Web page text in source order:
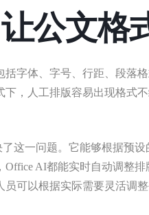
公文格
字体、字号、行距、段落
下，人工排版容易出现格式
这一问题。它能够根据预
AI都能实时自动调整
可以根据实际需要灵活调